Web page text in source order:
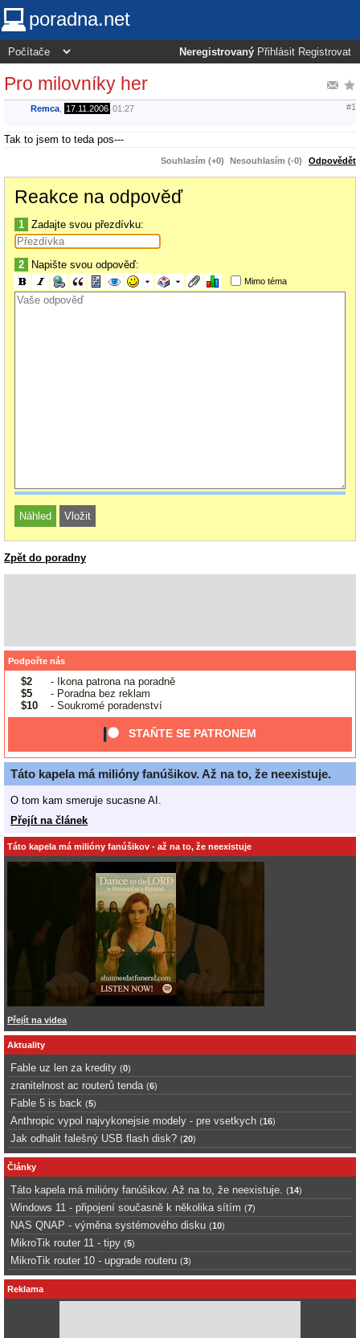
poradna.net
Neregistrovaný Přihlásit Registrovat
Pro milovníky her
Remca 17.11.2006 01:27 #1
Tak to jsem to teda pos---
Souhlasím (+0) Nesouhlasím (-0) Odpovědět
Reakce na odpověď
1 Zadajte svou přezdívku:
2 Napište svou odpověď:
Mimo téma
Zpět do poradny
Podpořte nás
$2
- Ikona patrona na poradně
$5
- Poradna bez reklam
$10
- Soukromé poradenství
STAŇTE SE PATRONEM
Táto kapela má milióny fanúšikov. Až na to, že neexistuje.
O tom kam smeruje sucasne AI.
Přejít na článek
Táto kapela má milióny fanúšikov - až na to, že neexistuje
Přejít na videa
Aktuality
Fable uz len za kredity (0)
zranitelnost ac routerů tenda (6)
Fable 5 is back (5)
Anthropic vypol najvykonejsie modely - pre vsetkych (16)
Jak odhalit falešný USB flash disk? (20)
Články
Táto kapela má milióny fanúšikov. Až na to, že neexistuje. (14)
Windows 11 - připojení současně k několika sítím (7)
NAS QNAP - výměna systémového disku (10)
MikroTik router 11 - tipy (5)
MikroTik router 10 - upgrade routeru (3)
Reklama